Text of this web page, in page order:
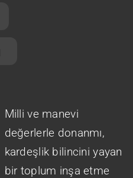
Milli ve manevi
değerlerle donanmı,
kardeşlik bilincini yayan
bir toplum inşa etme